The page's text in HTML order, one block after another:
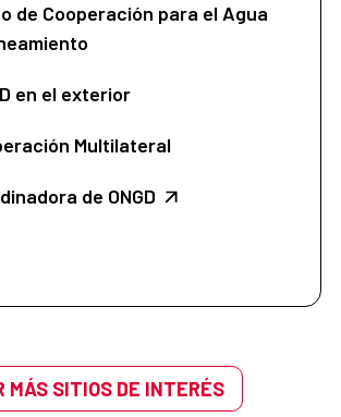
de Cooperación para el Agua
en el exterior
Multilateral
de ONGD
MÁS SITIOS DE INTERÉS